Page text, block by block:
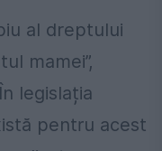
al dreptului
mamei”,
legislația
pentru acest